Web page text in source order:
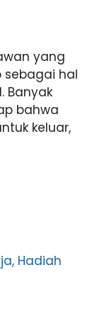
yang
sebagai hal
Banyak
bahwa
keluar,
, Hadiah